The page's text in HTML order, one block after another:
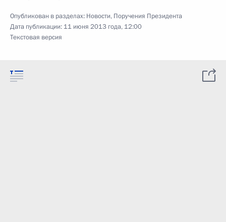
Опубликован в разделах: Новости, Поручения Президента
Дата публикации: 11 июня 2013 года, 12:00
Текстовая версия